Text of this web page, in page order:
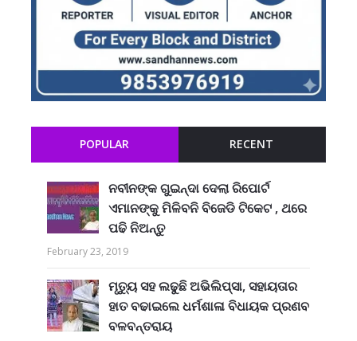
POPULAR RECENT
ନବୀନଙ୍କ ଗୁଇନ୍ଦା ଦେଲା ରିପୋର୍ଟ
ଏମାନଙ୍କୁ ମିଳିବନି ବିଜେଡି ଟିକେଟ , ଥରେ
ପଢି ନିଅନ୍ତୁ
February 23, 2019
ମୃତ୍ୟୁ ସହ ଲଢୁଛି ଅଭିଲିପ୍ସା, ସହାୟତାର
ହାତ ବଢାଇଲେ ଧର୍ମଶାଳା ବିଧାୟକ ପ୍ରଣବ
ବଳବନ୍ତରାୟ